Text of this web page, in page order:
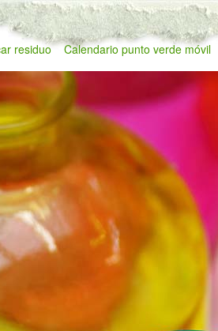
residuo Calendario punto verde móvil